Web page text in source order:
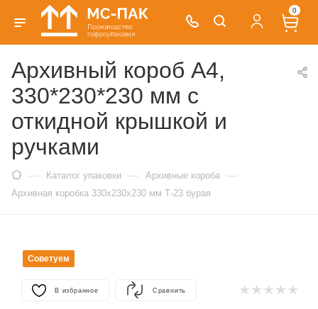
0
Архивный короб А4,
330*230*230 мм с
откидной крышкой и
ручками
— Каталог упаковки — Архивные короба —
Архивная коробка 330х230х230 мм Т-23 бурая
Советуем
В избранное Сравнить